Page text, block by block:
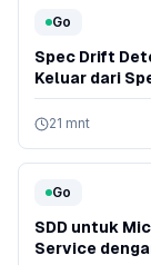
Go
Spec Drift
Keluar dari
21 mnt
Go
SDD untuk
Service